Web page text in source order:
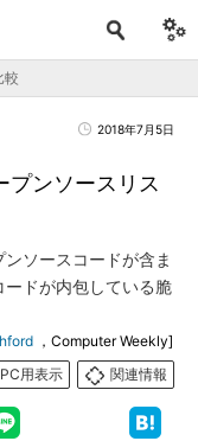
較
2018年7月5日
プンソースリス
ソースコードが含ま
ドが内包している脆
，Computer Weekly]
PC用表示
関連情報